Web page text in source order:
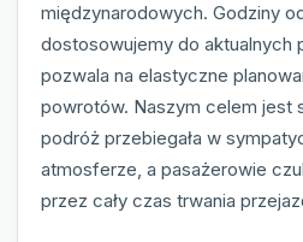
międzynarodowych. Godziny
dostosowujemy do aktualnych
pozwala na elastyczne
powrotów. Naszym celem jest
podróż przebiegała w
atmosferze, a pasażerowie
przez cały czas trwania